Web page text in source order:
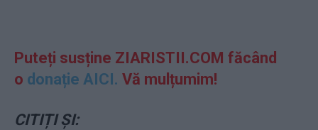
Puteți susține ZIARISTII.COM făcând
o donație AICI. Vă mulțumim!
CITIȚI ȘI: